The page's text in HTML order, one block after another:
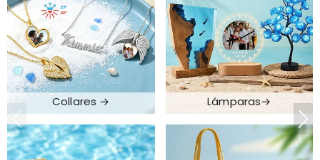
Collares → Lámparas→